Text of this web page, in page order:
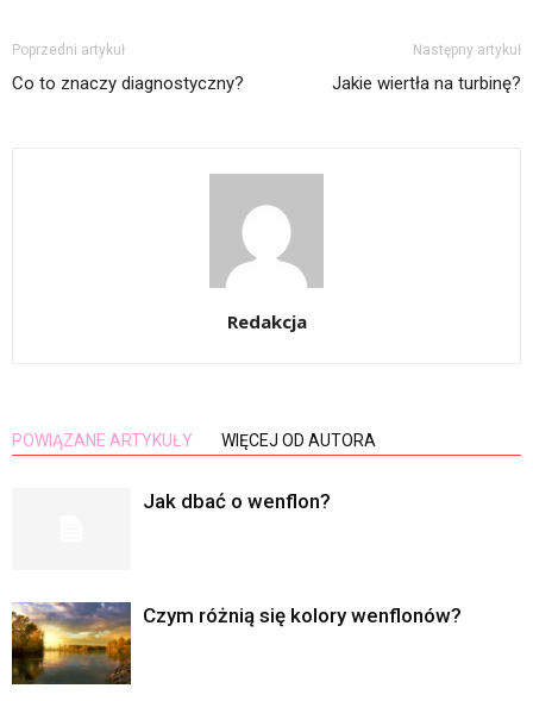
Poprzedni artykuł
Co to znaczy diagnostyczny?
Następny artykuł
Jakie wiertła na turbinę?
Redakcja
POWIĄZANE ARTYKUŁY WIĘCEJ OD AUTORA
Jak dbać o wenflon?
Czym różnią się kolory wenflonów?